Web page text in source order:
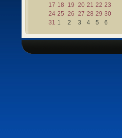
17 18 19 20 21 22 23
24 25 26 27 28 29 30
31 1 2 3 4 5 6